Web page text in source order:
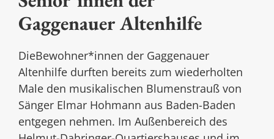
Gaggenauer Altenhilfe
DieBewohner*innen der Gaggenauer
Altenhilfe durften bereits zum wiederholten
Male den musikalischen Blumenstrauß von
Sänger Elmar Hohmann aus Baden-Baden
entgegen nehmen. Im Außenbereich des